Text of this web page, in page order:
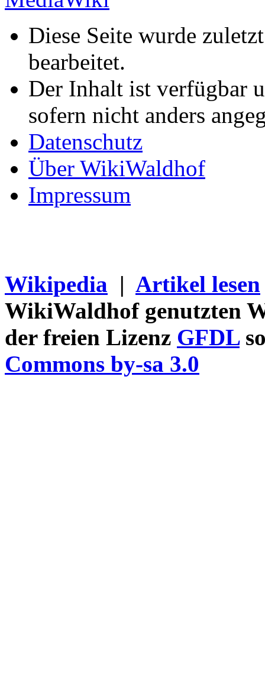
Diese Seite wurde
bearbeitet.
Der Inhalt ist verfügbar
sofern nicht anders
Datenschutz
Über WikiWaldhof
Impressum
Wikipedia | Artikel lesen
WikiWaldhof genutzten
der freien Lizenz GFDL
Commons by-sa 3.0